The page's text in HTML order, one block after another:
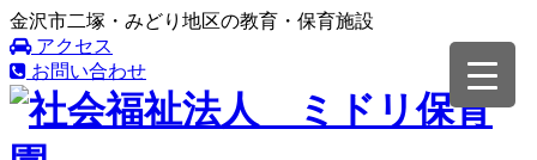
金沢市二塚・みどり地区の教育・保育施設
アクセス
お問い合わせ